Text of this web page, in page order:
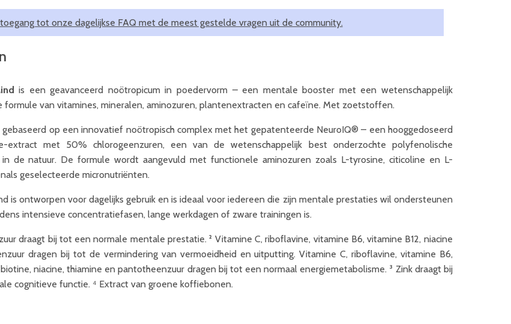
tot onze dagelijkse FAQ met de meest gestelde vragen uit de community.
is een geavanceerd noötropicum in poedervorm – een mentale booster met een wetenschappelijk
formule van vitamines, mineralen, aminozuren, plantenextracten en cafeïne. Met zoetstoffen.
gebaseerd op een innovatief noötropisch complex met het gepatenteerde NeuroIQ® – een hooggedoseerd
extract met 50% chlorogeenzuren, een van de wetenschappelijk best onderzochte polyfenolische
in de natuur. De formule wordt aangevuld met functionele aminozuren zoals L-tyrosine, citicoline en L-
geselecteerde micronutriënten.
is ontworpen voor dagelijks gebruik en is ideaal voor iedereen die zijn mentale prestaties wil ondersteunen
intensieve concentratiefasen, lange werkdagen of zware trainingen is.
draagt bij tot een normale mentale prestatie. ² Vitamine C, riboflavine, vitamine B6, vitamine B12, niacine
dragen bij tot de vermindering van vermoeidheid en uitputting. Vitamine C, riboflavine, vitamine B6,
niacine, thiamine en pantotheenzuur dragen bij tot een normaal energiemetabolisme. ³ Zink draagt bij
cognitieve functie. ⁴ Extract van groene koffiebonen.